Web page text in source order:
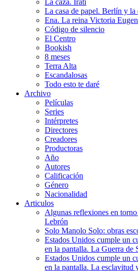
La caza. Irati
La casa de papel. Berlín y la
Ena. La reina Victoria
Código de silencio
El Centro
Bookish
8 meses
Terra Alta
Escandalosas
Todo esto te daré
Archivo
Películas
Series
Intérpretes
Directores
Creadores
Productoras
Año
Autores
Calificación
Género
Nacionalidad
Articulos
Algunas reflexiones en
Lebrón
Solo Manolo Solo: obras
Estados Unidos cumple un
en la pantalla. La Guerra de
Estados Unidos cumple un
en la pantalla. La esclavitud